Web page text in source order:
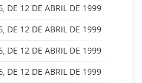
DE 12 DE ABRIL DE 1999
DE 12 DE ABRIL DE 1999
DE 12 DE ABRIL DE 1999
DE 12 DE ABRIL DE 1999